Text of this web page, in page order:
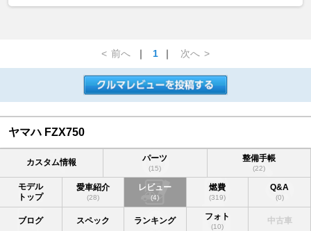
< 前へ ｜ 1 ｜ 次へ >
ヤマハ FZX750
カスタム情報 パーツ
(15)
整備手帳
(22)
モデル
トップ
愛車紹介
(28)
レビュー
(4)
燃費
(319)
Q&A
(0)
ブログ スペック ランキング フォト
(10)
中古車